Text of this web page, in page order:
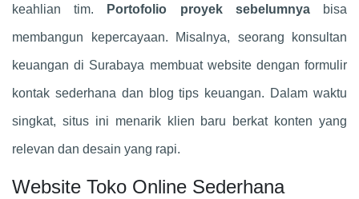
keahlian tim. Portofolio proyek sebelumnyabisa
membangun kepercayaan. Misalnya, seorang konsultan
keuangan di Surabaya membuat website dengan formulir
kontak sederhana dan blog tips keuangan. Dalam waktu
singkat, situs ini menarik klien baru berkat konten yang
relevan dan desain yang rapi.
Website Toko Online Sederhana